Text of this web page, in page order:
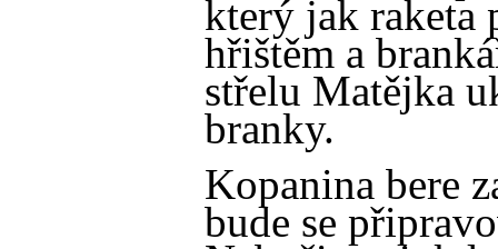
který jak raketa
hřištěm a
střelu Matějka
branky.
Kopanina bere
bude se